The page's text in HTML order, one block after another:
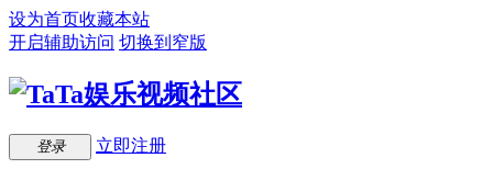
设为首页收藏本站
开启辅助访问 切换到窄版
登录 立即注册